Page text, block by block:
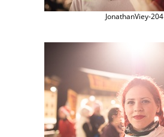
JonathanViey-204